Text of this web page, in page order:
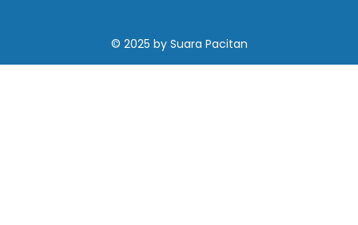
© 2025 by Suara Pacitan